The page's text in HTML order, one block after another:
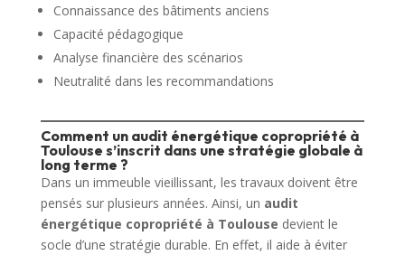
Connaissance des bâtiments anciens
Capacité pédagogique
Analyse financière des scénarios
Neutralité dans les recommandations
Comment un audit énergétique copropriété à
Toulouse s’inscrit dans une stratégie globale à
long terme ?
Dans un immeuble vieillissant, les travaux doivent être
pensés sur plusieurs années. Ainsi, un audit
énergétique copropriété à Toulouse devient le
socle d’une stratégie durable. En effet, il aide à éviter